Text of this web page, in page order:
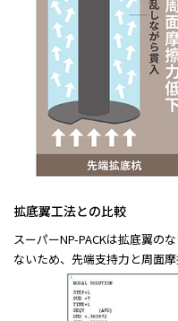
拡底翼工法との比較
スーパーNP-PACKは拡底翼の
ないため、先端支持力と周面